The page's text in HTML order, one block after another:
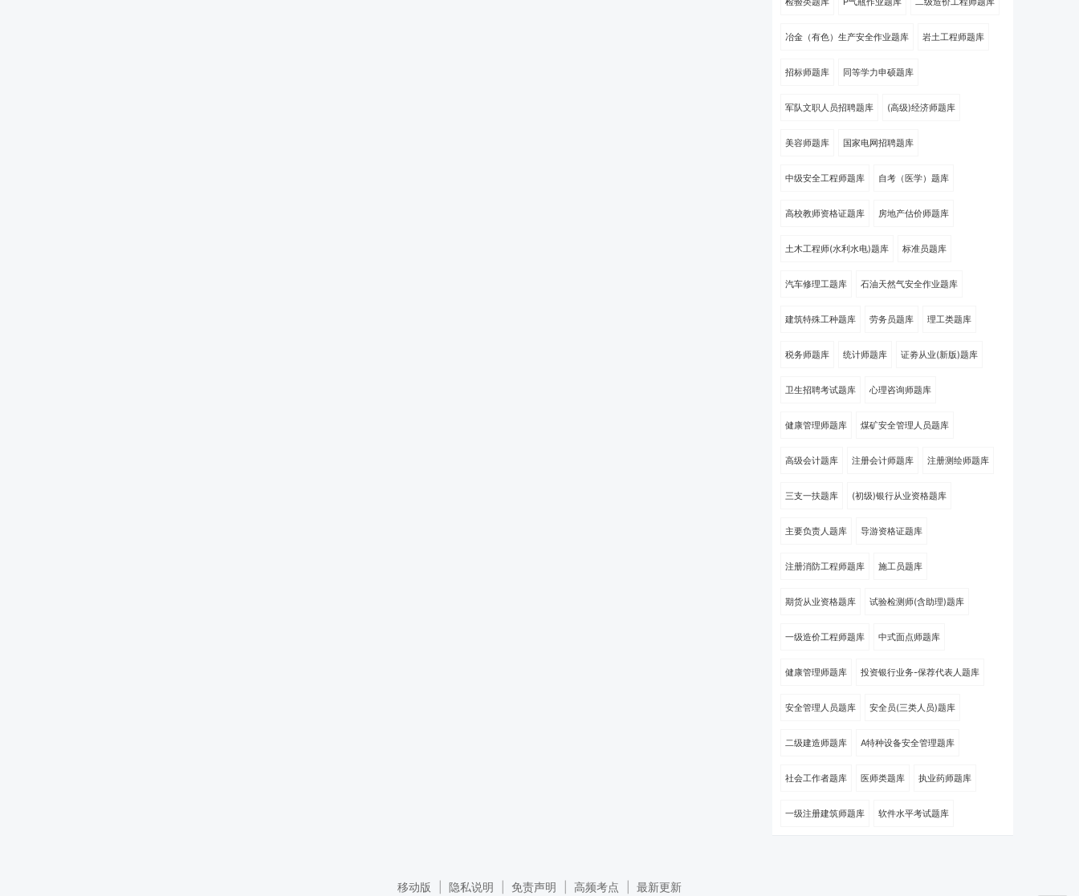
冶金（有色）生产安全作业题库 岩土工程师题库
招标师题库 同等学力申硕题库
军队文职人员招聘题库 (高级)经济师题库
美容师题库 国家电网招聘题库
中级安全工程师题库 自考（医学）题库
高校教师资格证题库 房地产估价师题库
土木工程师(水利水电)题库 标准员题库
汽车修理工题库 石油天然气安全作业题库
建筑特殊工种题库 劳务员题库 理工类题库
税务师题库 统计师题库 证劵从业(新版)题库
卫生招聘考试题库 心理咨询师题库
健康管理师题库 煤矿安全管理人员题库
高级会计题库 注册会计师题库 注册测绘师题库
三支一扶题库 (初级)银行从业资格题库
主要负责人题库 导游资格证题库
注册消防工程师题库 施工员题库
期货从业资格题库 试验检测师(含助理)题库
一级造价工程师题库 中式面点师题库
健康管理师题库 投资银行业务-保荐代表人题库
安全管理人员题库 安全员(三类人员)题库
二级建造师题库 A特种设备安全管理题库
社会工作者题库 医师类题库 执业药师题库
一级注册建筑师题库 软件水平考试题库
移动版 隐私说明 免责声明 高频考点 最新更新